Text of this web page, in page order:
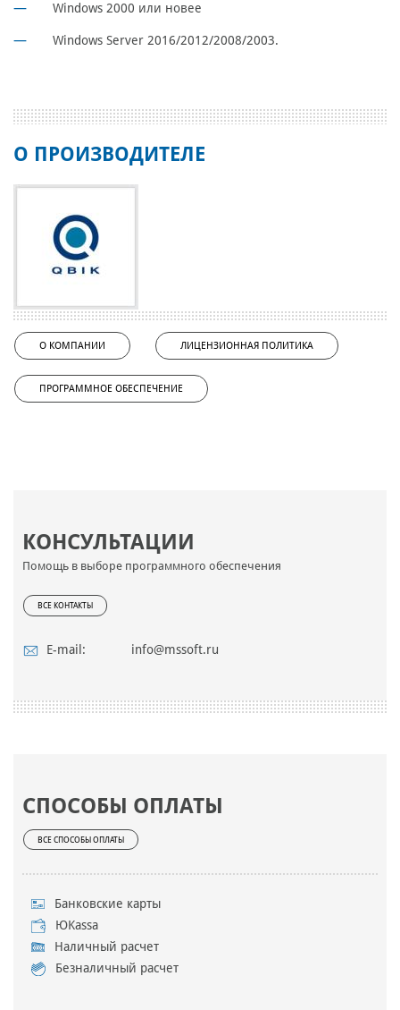
КОНСУЛЬТАЦИИ
Помощь в выборе программного обеспечения
ВСЕ КОНТАКТЫ
E-mail: info@mssoft.ru
СПОСОБЫ ОПЛАТЫ
ВСЕ СПОСОБЫ ОПЛАТЫ
Банковские карты
ЮKassa
Наличный расчет
Безналичный расчет
Windows 2000 или новее
Windows Server 2016/2012/2008/2003.
О ПРОИЗВОДИТЕЛЕ
О КОМПАНИИ ЛИЦЕНЗИОННАЯ ПОЛИТИКА
ПРОГРАММНОЕ ОБЕСПЕЧЕНИЕ